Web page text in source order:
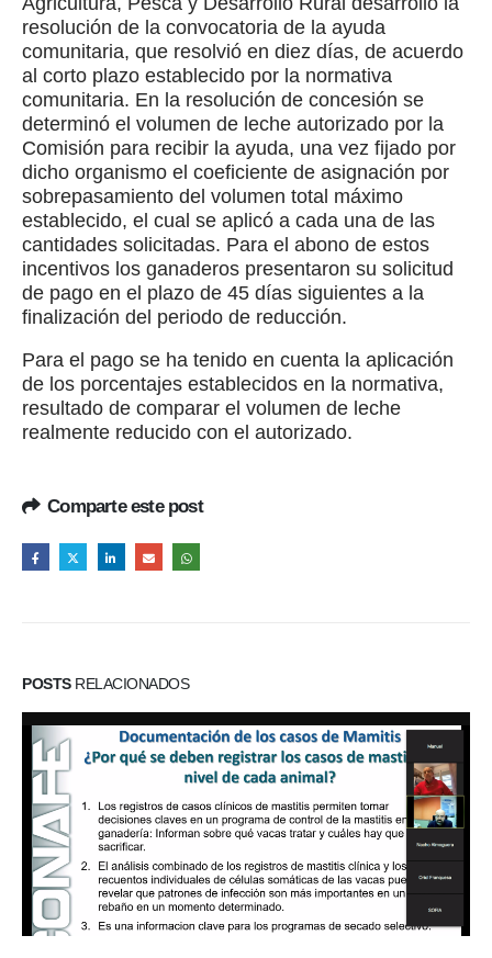
resolución de la convocatoria de la ayuda
comunitaria, que resolvió en diez días, de acuerdo
al corto plazo establecido por la normativa
comunitaria. En la resolución de concesión se
determinó el volumen de leche autorizado por la
Comisión para recibir la ayuda, una vez fijado por
dicho organismo el coeficiente de asignación por
sobrepasamiento del volumen total máximo
establecido, el cual se aplicó a cada una de las
cantidades solicitadas. Para el abono de estos
incentivos los ganaderos presentaron su solicitud
de pago en el plazo de 45 días siguientes a la
finalización del periodo de reducción.
Para el pago se ha tenido en cuenta la aplicación
de los porcentajes establecidos en la normativa,
resultado de comparar el volumen de leche
realmente reducido con el autorizado.
Comparte este post
POSTSRELACIONADOS